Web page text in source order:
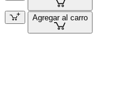
Agregar al carro